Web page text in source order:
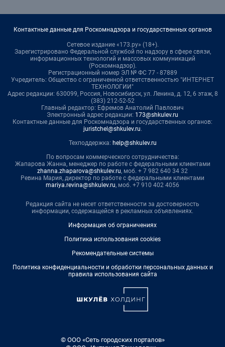
Контактные данные для Роскомнадзора и государственных органов
Сетевое издание «173.ру» (18+).
Зарегистрировано Федеральной службой по надзору в сфере связи,
информационных технологий и массовых коммуникаций
(Роскомнадзор).
Регистрационный номер ЭЛ № ФС 77 - 87889
Учредитель: Общество с ограниченной ответственностью "ИНТЕРНЕТ
ТЕХНОЛОГИИ"
Адрес редакции: 630099, Россия, Новосибирск, ул. Ленина, д. 12, 6 этаж, 8
(383) 212-52-52
Главный редактор: Ефремов Анатолий Павлович
Электронный адрес редакции: 173@shkulev.ru
Контактные данные для Роскомнадзора и государственных органов:
juristchel@shkulev.ru.
Техподдержка: help@shkulev.ru
По вопросам коммерческого сотрудничества:
Жапарова Жанна, менеджер по работе с федеральными клиентами
zhanna.zhaparova@shkulev.ru, моб. + 7 982 640 34 32
Ревина Мария, директор по работе с федеральными клиентами
mariya.revina@shkulev.ru, моб. +7 910 402 4056
Редакция сайта не несет ответственности за достоверность
информации, содержащейся в рекламных объявлениях.
Информация об ограничениях
Политика использования cookies
Рекомендательные системы
Политика конфиденциальности и обработки персональных данных и
правила использования сайта
© ООО «Сеть городских порталов»